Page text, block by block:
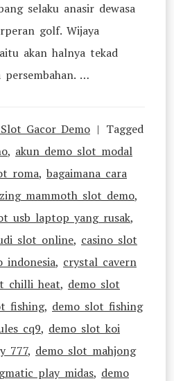
selaku anasir dewasa
golf. Wijaya
akan halnya tekad
persembahan. …
Gacor Demo
Tagged
, akun demo slot modal
roma, bagaimana cara
mammoth slot demo,
usb laptop yang rusak,
slot online, casino slot
indonesia, crystal cavern
chilli heat, demo slot
fishing, demo slot fishing
cq9, demo slot koi
777, demo slot mahjong
play midas, demo